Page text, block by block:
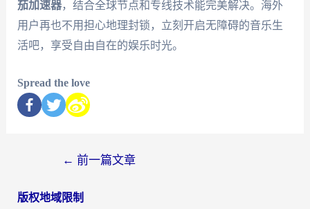
茄加速器，结合全球节点和专线技术能完美解决。海外
用户再也不用担心地理封锁，立刻开启无障碍的音乐生
活吧，享受自由自在的娱乐时光。
Spread the love
← 前一篇文章
版权地域限制